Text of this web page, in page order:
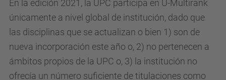
En la edición 2021, la UPC participa en U-Multirank
únicamente a nivel global de institución, dado que
las disciplinas que se actualizan o bien 1) son de
nueva incorporación este año o, 2) no pertenecen a
ámbitos propios de la UPC o, 3) la institución no
ofrecía un número suficiente de titulaciones como